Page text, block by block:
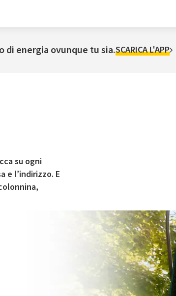
di energia ovunque tu sia.SCARICA L'APP
su ogni
e l’indirizzo. E
elettrica è gestito da Plenitude On The Road